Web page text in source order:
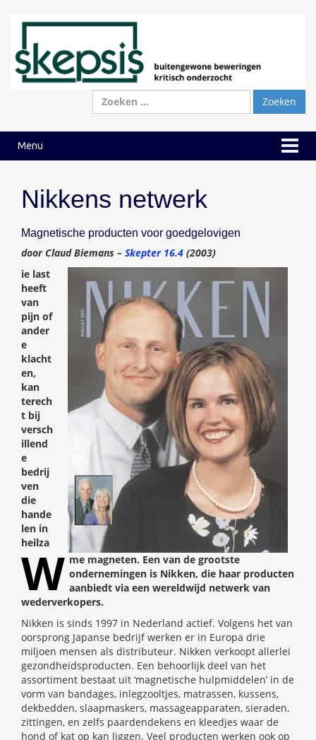
Zoeken
naar:
Menu
Nikkens netwerk
Magnetische producten voor goedgelovigen
door Claud Biemans – Skepter 16.4 (2003)
W
ie last
heeft
van
pijn of
ander
e
klacht
en,
kan
terech
t bij
versch
illend
e
bedrij
ven
die
hande
len in
heilza
me magneten. Een van de grootste
ondernemingen is Nikken, die haar producten
aanbiedt via een wereldwijd netwerk van
wederverkopers.
Nikken is sinds 1997 in Nederland actief. Volgens het van
oorsprong Japanse bedrijf werken er in Europa drie
miljoen mensen als distributeur. Nikken verkoopt allerlei
gezondheidsproducten. Een behoorlijk deel van het
assortiment bestaat uit ‘magnetische hulpmiddelen’ in de
vorm van bandages, inlegzooltjes, matrassen, kussens,
dekbedden, slaapmaskers, massageapparaten, sieraden,
zittingen, en zelfs paardendekens en kleedjes waar de
hond of kat op kan liggen. Veel producten werken ook op